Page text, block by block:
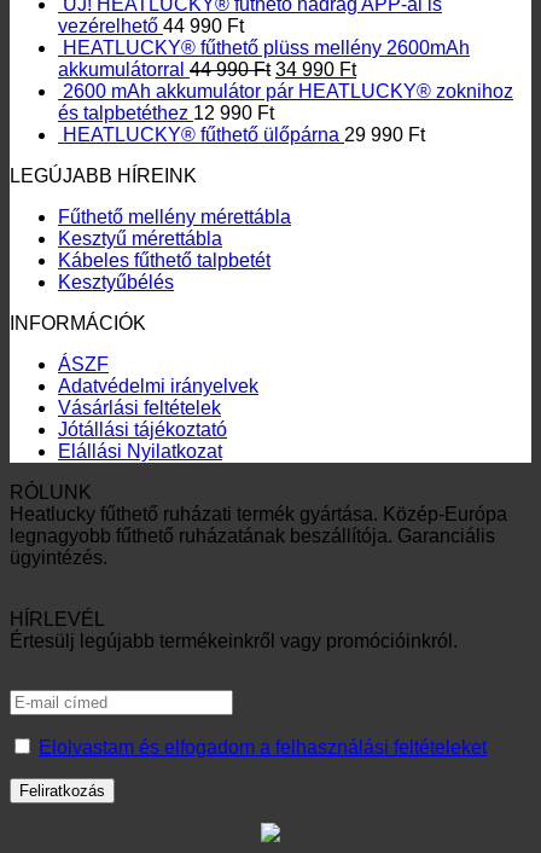
vezérelhető 44 990 Ft
HEATLUCKY® fűthető plüss mellény 2600mAh
akkumulátorral 44 990Ft Original
price
was:
44
34 990 FtCurrent
price
34
2600 mAh akkumulátor pár HEATLUCKY® zoknihoz
és talpbetéthez 12 990 Ft
HEATLUCKY® fűthető ülőpárna 29 990 Ft
LEGÚJABB HÍREINK
Fűthető mellény mérettábla
Kesztyű mérettábla
Kábeles fűthető talpbetét
Kesztyűbélés
INFORMÁCIÓK
ÁSZF
Adatvédelmi irányelvek
Vásárlási feltételek
Jótállási tájékoztató
Elállási Nyilatkozat
RÓLUNK
Heatlucky fűthető ruházati termék gyártása. Közép-Európa
legnagyobb fűthető ruházatának beszállítója. Garanciális
ügyintézés.
HÍRLEVÉL
Értesülj legújabb termékeinkről vagy promócióinkról.
Elolvastam és elfogadom a felhasználási feltételeket